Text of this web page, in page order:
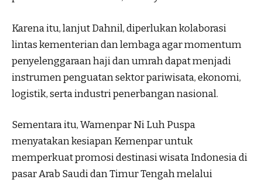
Karena itu, lanjut Dahnil, diperlukan kolaborasi
lintas kementerian dan lembaga agar momentum
penyelenggaraan haji dan umrah dapat menjadi
instrumen penguatan sektor pariwisata, ekonomi,
logistik, serta industri penerbangan nasional.
Sementara itu, Wamenpar Ni Luh Puspa
menyatakan kesiapan Kemenpar untuk
memperkuat promosi destinasi wisata Indonesia di
pasar Arab Saudi dan Timur Tengah melalui